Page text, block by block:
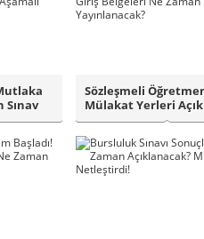
Sözleşmeli
Mülakat Yerleri
mı? Sözlü S..